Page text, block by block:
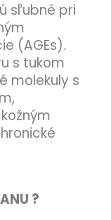
sľubné pri
(AGEs).
s tukom
molekuly s
?